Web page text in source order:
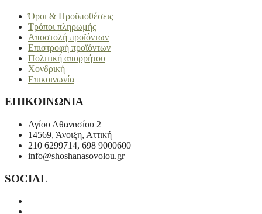
Όροι & Προϋποθέσεις
Τρόποι πληρωμής
Αποστολή προϊόντων
Επιστροφή προϊόντων
Πολιτική απορρήτου
Χονδρική
Επικοινωνία
ΕΠΙΚΟΙΝΩΝΙΑ
Αγίου Αθανασίου 2
14569, Άνοιξη, Αττική
210 6299714, 698 9000600
info@shoshanasovolou.gr
SOCIAL